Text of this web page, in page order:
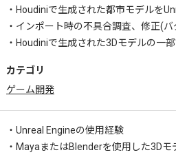
・Houdiniで生成された都市モデルを
・インポート時の不具合調査、修正(
・Houdiniで生成された3Dモデルの一
カテゴリ
ゲーム開発
・Unreal Engineの使用経験
・MayaまたはBlenderを使用した3Dモ